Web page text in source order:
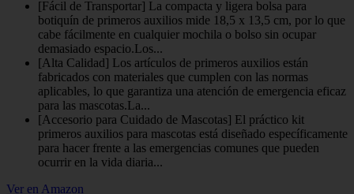
[Fácil de Transportar] La compacta y ligera bolsa para
botiquín de primeros auxilios mide 18,5 x 13,5 cm, por lo que
cabe fácilmente en cualquier mochila o bolso sin ocupar
demasiado espacio.Los...
[Alta Calidad] Los artículos de primeros auxilios están
fabricados con materiales que cumplen con las normas
aplicables, lo que garantiza una atención de emergencia eficaz
para las mascotas.La...
[Accesorio para Cuidado de Mascotas] El práctico kit
primeros auxilios para mascotas está diseñado específicamente
para hacer frente a las emergencias comunes que pueden
ocurrir en la vida diaria...
Ver en Amazon